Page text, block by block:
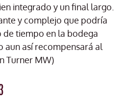
integrado y un final largo.
y complejo que podría
de tiempo en la bodega
aun así recompensará al
Turner MW)